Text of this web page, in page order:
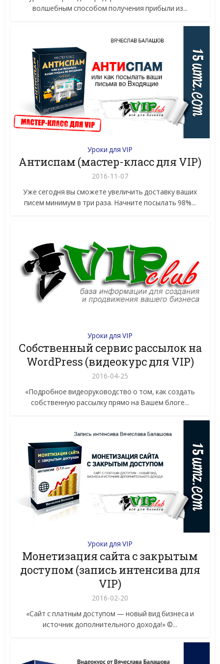
волшебным способом получения прибыли из...
Уроки для VIP
Антиспам (мастер-класс для VIP)
2016-11-07
Уже сегодня вы сможете увеличить доставку ваших
писем минимум в три раза. Начните посылать 98%...
Уроки для VIP
Собственный сервис рассылок на
WordPress (видеокурс для VIP)
2016-04-25
«Подробное видеоруководство о том, как создать
собственную рассылку прямо на Вашем блоге...
Уроки для VIP
Монетизация сайта с закрытым
доступом (запись интенсива для
VIP)
2016-02-20
«Сайт с платным доступом — новый вид бизнеса и
источник дополнительного дохода!» ©...